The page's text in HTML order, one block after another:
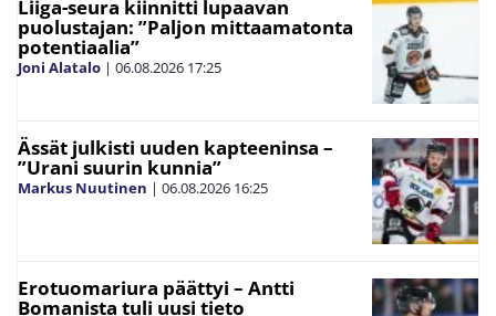
Liiga-seura kiinnitti lupaavan
puolustajan: ”Paljon mittaamatonta
potentiaalia”
Joni Alatalo | 06.08.2026 17:25
Ässät julkisti uuden kapteeninsa –
”Urani suurin kunnia”
Markus Nuutinen | 06.08.2026 16:25
Erotuomariura päättyi – Antti
Bomanista tuli uusi tieto